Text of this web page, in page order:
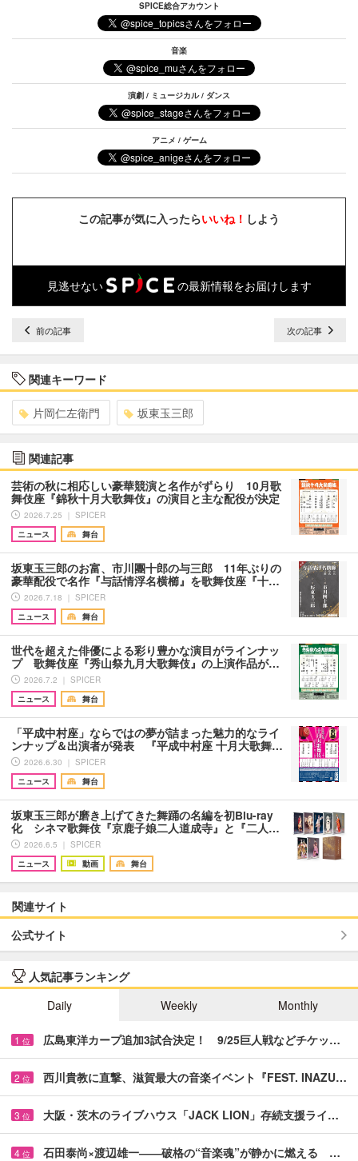
SPICE総合アカウント
音楽
演劇 / ミュージカル / ダンス
アニメ / ゲーム
この記事が気に入ったらいいね！ しよう
見逃せない の最新情報をお届けします
前の記事 次の記事
関連キーワード
片岡仁左衛門 坂東玉三郎
関連記事
芸術の秋に相応しい豪華競演と名作がずらり 10月歌
舞伎座『錦秋十月大歌舞伎』の演目と主な配役が決定
2026.7.25 ｜ SPICER
ニュース
舞台
坂東玉三郎のお富、市川團十郎の与三郎 11年ぶりの
豪華配役で名作『与話情浮名横櫛』を歌舞伎座『十…
2026.7.18 ｜ SPICER
ニュース
舞台
世代を超えた俳優による彩り豊かな演目がラインナッ
プ 歌舞伎座『秀山祭九月大歌舞伎』の上演作品が…
2026.7.2 ｜ SPICER
ニュース
舞台
「平成中村座」ならではの夢が詰まった魅力的なライ
ンナップ＆出演者が発表 『平成中村座 十月大歌舞…
2026.6.30 ｜ SPICER
ニュース
舞台
坂東玉三郎が磨き上げてきた舞踊の名編を初Blu-ray
化 シネマ歌舞伎『京鹿子娘二人道成寺』と『二人…
2026.6.5 ｜ SPICER
ニュース
動画 舞台
関連サイト
公式サイト
人気記事ランキング
Daily
Weekly Monthly
1 位 広島東洋カープ追加3試合決定！ 9/25巨人戦などチケッ…
2 位 西川貴教に直撃、滋賀最大の音楽イベント『FEST. INAZU…
3 位 大阪・茨木のライブハウス「JACK LION」存続支援ライ…
4 位 石田泰尚×渡辺雄一――破格の“音楽魂”が静かに燃える …